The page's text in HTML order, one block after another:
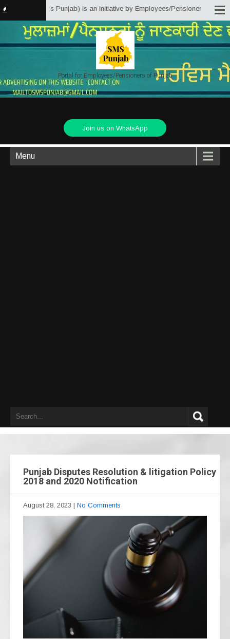
Solutions Punjab) is an initiative by Employees/Pensioners of
Portal for Employees/Pensioners of Punjab
Join us on WhatsApp
Menu
Punjab Disputes Resolution & litigation Policy
2018 and 2020 Notification
August 28, 2023 | No Comments